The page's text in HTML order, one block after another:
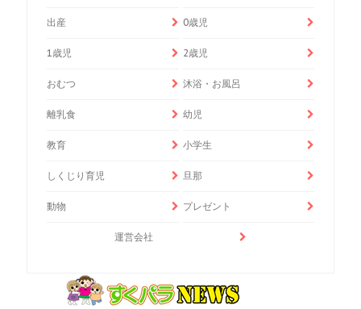
出産 0歳児
1歳児 2歳児
おむつ 沐浴・お風呂
離乳食 幼児
教育 小学生
しくじり育児 旦那
動物 プレゼント
運営会社